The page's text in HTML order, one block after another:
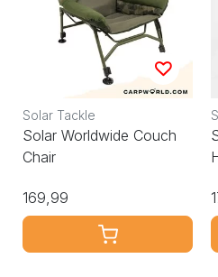
Solar Tackle
Solar Worldwide Couch
Chair
169,99